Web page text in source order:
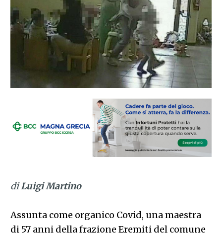
diLuigi Martino
Assunta come organico Covid, una maestra
di 57 anni della frazione Eremiti del comune